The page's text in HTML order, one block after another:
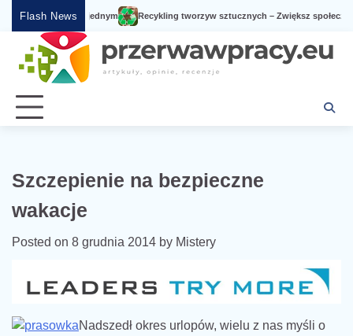
content
Flash News
serwisowa w jednym Recykling tworzyw sztucznych – Zwiększ społeczną
Szczepienie na bezpieczne
wakacje
Posted on 8 grudnia 2014 by Mistery
Nadszedł okres urlopów, wielu z nas myśli o